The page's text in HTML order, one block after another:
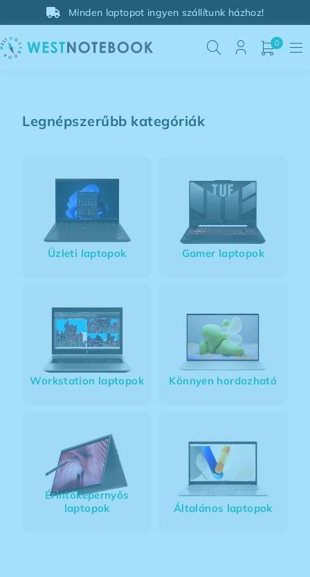
Minden laptopot ingyen szállítunk házhoz!
0
Legnépszerűbb kategóriák
Üzleti laptopok Gamer laptopok
Workstation laptopok Könnyen hordozható
Érintőképernyős
laptopok
Általános laptopok